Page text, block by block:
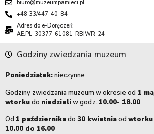
biuro@muzeumpamieci.pl
+48 33/447-40-84
Adres do e-Doręczeń:
AE:PL-30377-61081-RBIWR-24
Godziny zwiedzania muzeum
Poniedziałek:nieczynne
Godziny zwiedzania muzeum w okresie od 1
wtorkudo niedzieliw godz. 10.00- 18.00
Od 1 październikado 30 kwietniaod wtorku
10.00 do 16.00